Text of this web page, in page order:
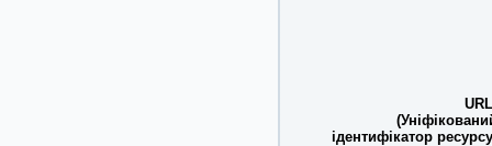
ідентифікатор